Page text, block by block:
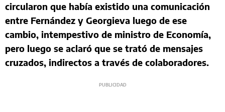
circularon que había existido una comunicación
entre Fernández y Georgieva luego de ese
cambio, intempestivo de ministro de Economía,
pero luego se aclaró que se trató de mensajes
cruzados, indirectos a través de colaboradores.